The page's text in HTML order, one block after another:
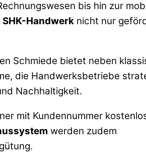
bis hin zur
Handwerk nicht nur
Schmiede bietet neben
die Handwerksbetriebe
Nachhaltigkeit.
mit Kundennummer
werden zudem